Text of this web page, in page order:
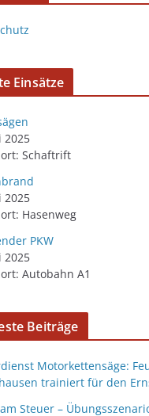
Einsätze
2025
Schaftrift
2025
Hasenweg
PKW
2025
Autobahn A1
Beiträge
Motorkettensäge:
trainiert für den
Steuer –